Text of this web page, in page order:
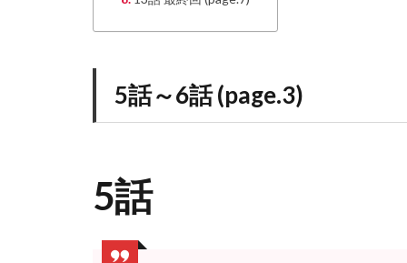
5話～6話 (page.3)
5話